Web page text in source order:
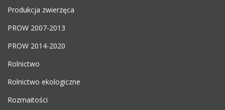
Produkcja zwierzęca
PROW 2007-2013
PROW 2014-2020
Rolnictwo
Rolnictwo ekologiczne
Rozmaitości